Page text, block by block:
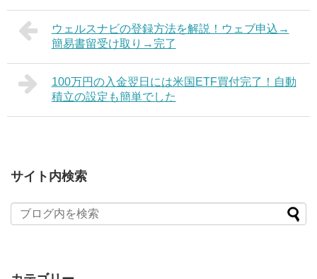
ウェルスナビの登録方法を解説！ウェブ申込→
簡易書留受け取り→完了
100万円の入金翌日には米国ETF買付完了！自動
積立の設定も簡単でした
サイト内検索